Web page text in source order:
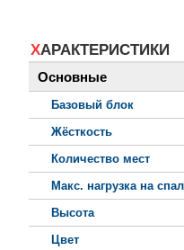
ХАРАКТЕРИСТИКИ
Основные
Базовый блок
Жёсткость
Количество мест
Макс. нагрузка на
Высота
Цвет